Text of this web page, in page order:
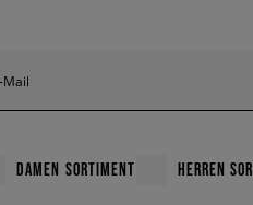
Mail
DAMEN SORTIMENT HERREN